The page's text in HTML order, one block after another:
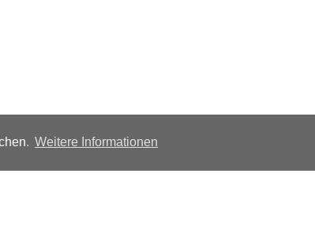
Weitere Informationen